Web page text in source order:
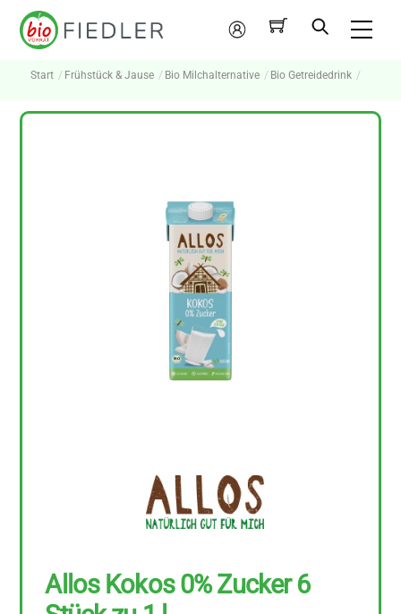
Skip
Mein
Konto
Start Frühstück & Jause Bio Milchalternative Bio Getreidedrink
Allos Kokos 0% Zucker 6